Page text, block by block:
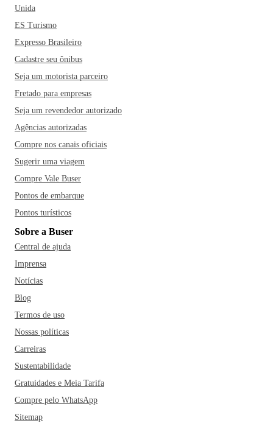
Unida
ES Turismo
Expresso Brasileiro
Cadastre seu ônibus
Seja um motorista parceiro
Fretado para empresas
Seja um revendedor autorizado
Agências autorizadas
Compre nos canais oficiais
Sugerir uma viagem
Compre Vale Buser
Pontos de embarque
Pontos turísticos
Sobre a Buser
Central de ajuda
Imprensa
Notícias
Blog
Termos de uso
Nossas políticas
Carreiras
Sustentabilidade
Gratuidades e Meia Tarifa
Compre pelo WhatsApp
Sitemap